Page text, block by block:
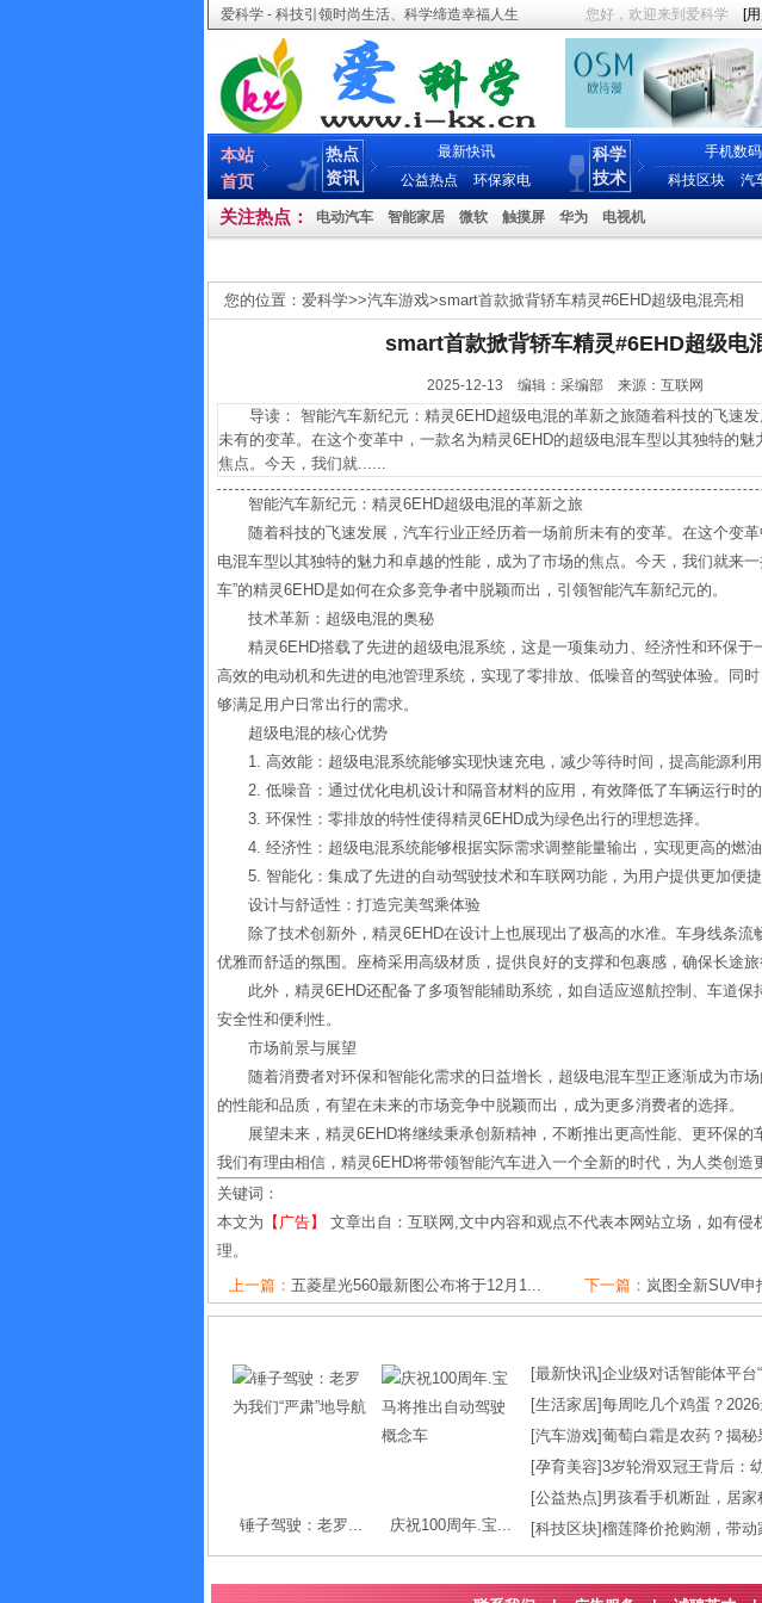
爱科学 - 科技引领时尚生活、科学缔造幸福人生 您好，欢迎来到爱科学 [
本站
首页
热点
资讯
最新快讯
公益热点
环保家电
科学
技术
手机数码
科技区块
汽
关注热点： 电动汽车 智能家居 微软 触摸屏 华为 电视机
您的位置： 爱科学>>汽车游戏>smart首款掀背轿车精灵#6EHD超级电混亮相
smart首款掀背轿车精灵#6EHD超级电
2025-12-13 编辑：采编部 来源：互联网
导读： 智能汽车新纪元：精灵6EHD超级电混的革新之旅随着科技的飞速发
未有的变革。在这个变革中，一款名为精灵6EHD的超级电混车型以其独特的
焦点。今天，我们就......
智能汽车新纪元：精灵6EHD超级电混的革新之旅
随着科技的飞速发展，汽车行业正经历着一场前所未有的变革。在这个变
电混车型以其独特的魅力和卓越的性能，成为了市场的焦点。今天，我们就来
车”的精灵6EHD是如何在众多竞争者中脱颖而出，引领智能汽车新纪元的。
技术革新：超级电混的奥秘
精灵6EHD搭载了先进的超级电混系统，这是一项集动力、经济性和环保于
高效的电动机和先进的电池管理系统，实现了零排放、低噪音的驾驶体验。同
够满足用户日常出行的需求。
超级电混的核心优势
1. 高效能：超级电混系统能够实现快速充电，减少等待时间，提高能源利用
2. 低噪音：通过优化电机设计和隔音材料的应用，有效降低了车辆运行时的
3. 环保性：零排放的特性使得精灵6EHD成为绿色出行的理想选择。
4. 经济性：超级电混系统能够根据实际需求调整能量输出，实现更高的燃油
5. 智能化：集成了先进的自动驾驶技术和车联网功能，为用户提供更加便捷
设计与舒适性：打造完美驾乘体验
除了技术创新外，精灵6EHD在设计上也展现出了极高的水准。车身线条
优雅而舒适的氛围。座椅采用高级材质，提供良好的支撑和包裹感，确保长途旅
此外，精灵6EHD还配备了多项智能辅助系统，如自适应巡航控制、车道保
安全性和便利性。
市场前景与展望
随着消费者对环保和智能化需求的日益增长，超级电混车型正逐渐成为市
的性能和品质，有望在未来的市场竞争中脱颖而出，成为更多消费者的选择。
展望未来，精灵6EHD将继续秉承创新精神，不断推出更高性能、更环保的
我们有理由相信，精灵6EHD将带领智能汽车进入一个全新的时代，为人类创造
关键词：
本文为 【广告】
文章出自：互联网,文中内容和观点不代表本网站立场，如有侵
理。
上一篇： 五菱星光560最新图公布将于12月1... 下一篇： 岚图全新SUV申
锤子驾驶：老罗... 庆祝100周年.宝...
[最新快讯]企业级对话智能体平台
[生活家居]每周吃几个鸡蛋？
[汽车游戏]葡萄白霜是农药？揭秘
[孕育美容]3岁轮滑双冠王背后：
[公益热点] 男孩看手机断趾，居家
[科技区块]榴莲降价抢购潮，带动